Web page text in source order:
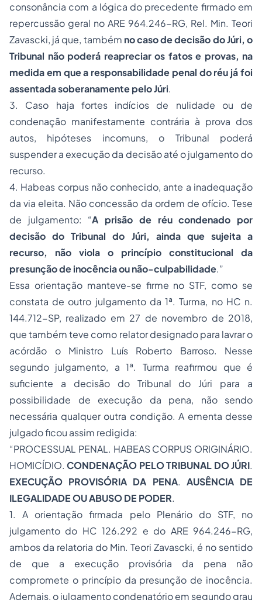
consonância com a lógica do precedente firmado em
repercussão geral no ARE 964.246-RG, Rel. Min. Teori
Zavascki, já que, também no caso de decisão do Júri, o
Tribunal não poderá reapreciar os fatos e provas, na
medida em que a responsabilidade penal do réu já foi
assentada soberanamente pelo Júri.
3. Caso haja fortes indícios de nulidade ou de
condenação manifestamente contrária à prova dos
autos, hipóteses incomuns, o Tribunal poderá
suspender a execução da decisão até o julgamento do
recurso.
4. Habeas corpus não conhecido, ante a inadequação
da via eleita. Não concessão da ordem de ofício. Tese
de julgamento: “A prisão de réu condenado por
decisão do Tribunal do Júri, ainda que sujeita a
recurso, não viola o princípio constitucional da
presunção de inocência ou não-culpabilidade.”
Essa orientação manteve-se firme no STF, como se
constata de outro julgamento da 1ª. Turma, no HC n.
144.712-SP, realizado em 27 de novembro de 2018,
que também teve como relator designado para lavrar o
acórdão o Ministro Luís Roberto Barroso. Nesse
segundo julgamento, a 1ª. Turma reafirmou que é
suficiente a decisão do Tribunal do Júri para a
possibilidade de execução da pena, não sendo
necessária qualquer outra condição. A ementa desse
julgado ficou assim redigida:
“PROCESSUAL PENAL. HABEAS CORPUS ORIGINÁRIO.
HOMICÍDIO.CONDENAÇÃO PELO TRIBUNAL DO JÚRI.
EXECUÇÃO PROVISÓRIA DA PENA. AUSÊNCIA DE
ILEGALIDADE OU ABUSO DE PODER.
1. A orientação firmada pelo Plenário do STF, no
julgamento do HC 126.292 e do ARE 964.246-RG,
ambos da relatoria do Min. Teori Zavascki, é no sentido
de que a execução provisória da pena não
compromete o princípio da presunção de inocência.
Ademais, o julgamento condenatório em segundo grau